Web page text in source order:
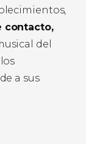
contacto,
del
a sus